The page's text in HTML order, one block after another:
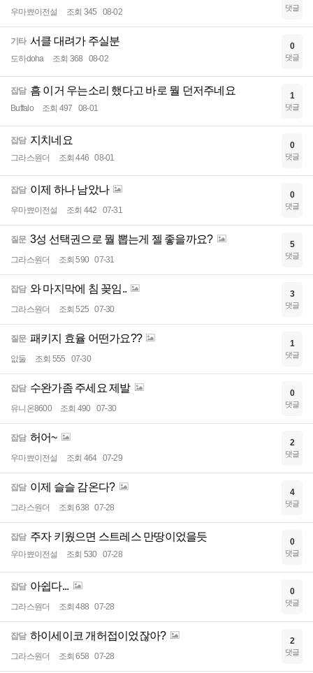
우마뾰이전설 조회 345 08-02 댓글
기타 서클 대려가 주실분
도하doha 조회 368 08-02
0
댓글
잡담 흠 이거 우는소리 했다고 바로 뭘 던저주네요
Buffalo 조회 497 08-01
1
댓글
잡담 지치네요
그라스원더 조회 446 08-01
0
댓글
잡담 이제 하나 남았나
우마뾰이전설 조회 442 07-31
0
댓글
질문 3성 선택권으로 뭘 뽑는게 젤 좋을까요?
그라스원더 조회 590 07-31
5
댓글
잡담 와 마지막에 침 꽂임..
그라스원더 조회 525 07-30
3
댓글
질문 패키지 효율 어떤가요??
앖둘 조회 555 07-30
1
댓글
잡담 수완가좀 주세요 제발
유니온8600 조회 490 07-30
0
댓글
잡담 허어~
우마뾰이전설 조회 464 07-29
2
댓글
잡담 이제 슬슬 감온다?
그라스원더 조회 638 07-28
4
댓글
잡담 주자 키웠으면 스트레스 만땅이었을듯
우마뾰이전설 조회 530 07-28
0
댓글
잡담 아쉽다...
그라스원더 조회 488 07-28
0
댓글
잡담 하이세이코 개허접이었잖아?
그라스원더 조회 658 07-28
2
댓글